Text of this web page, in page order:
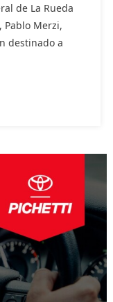
de La Rueda
Pablo Merzi,
destinado a